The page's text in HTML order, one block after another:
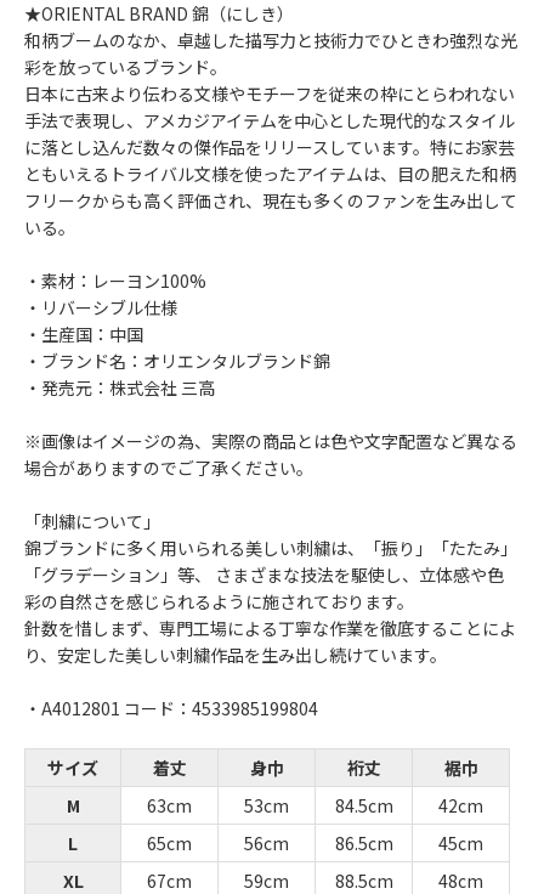
★ORIENTAL BRAND 錦（にしき）
和柄ブームのなか、卓越した描写力と技術力でひときわ強烈な光
彩を放っているブランド。
日本に古来より伝わる文様やモチーフを従来の枠にとらわれない
手法で表現し、アメカジアイテムを中心とした現代的なスタイル
に落とし込んだ数々の傑作品をリリースしています。特にお家芸
ともいえるトライバル文様を使ったアイテムは、目の肥えた和柄
フリークからも高く評価され、現在も多くのファンを生み出して
いる。
・素材：レーヨン100%
・リバーシブル仕様
・生産国：中国
・ブランド名：オリエンタルブランド錦
・発売元：株式会社 三高
※画像はイメージの為、実際の商品とは色や文字配置など異なる
場合がありますのでご了承ください。
「刺繍について」
錦ブランドに多く用いられる美しい刺繍は、「振り」「たたみ」
「グラデーション」等、 さまざまな技法を駆使し、立体感や色
彩の自然さを感じられるように施されております。
針数を惜しまず、専門工場による丁寧な作業を徹底することによ
り、安定した美しい刺繍作品を生み出し続けています。
・A4012801 コード：4533985199804
サイズ 着丈 身巾 裄丈
裾巾
M
63cm 53cm 84.5cm
42cm
L
65cm 56cm 86.5cm
45cm
XL
67cm 59cm 88.5cm 48cm